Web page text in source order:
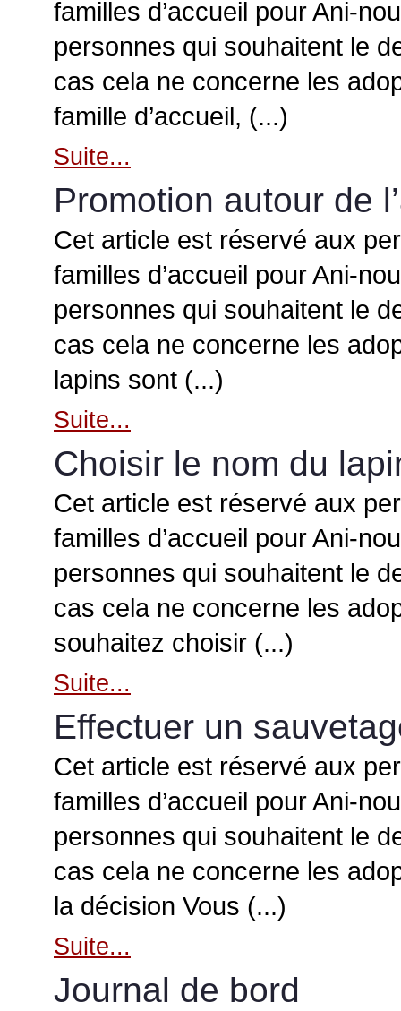
familles d’accueil pour Ani-
personnes qui souhaitent le
cas cela ne concerne les
famille d’accueil, (...)
Suite...
Promotion autour de
Cet article est réservé aux
familles d’accueil pour Ani-
personnes qui souhaitent le
cas cela ne concerne les
lapins sont (...)
Suite...
Choisir le nom du
Cet article est réservé aux
familles d’accueil pour Ani-
personnes qui souhaitent le
cas cela ne concerne les
souhaitez choisir (...)
Suite...
Effectuer un
Cet article est réservé aux
familles d’accueil pour Ani-
personnes qui souhaitent le
cas cela ne concerne les
la décision Vous (...)
Suite...
Journal de bord